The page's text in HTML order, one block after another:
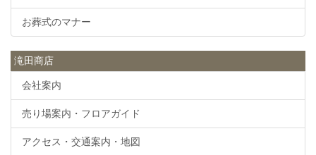
お葬式のマナー
滝田商店
会社案内
売り場案内・フロアガイド
アクセス・交通案内・地図